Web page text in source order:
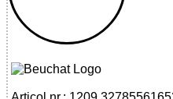
32785561652 -
LONG JOHN 5 MM WITH
SYSTEM